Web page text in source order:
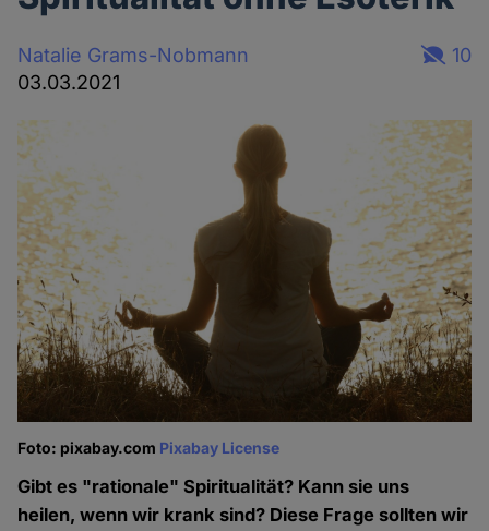
Natalie Grams-Nobmann
03.03.2021
10
Foto: pixabay.com Pixabay License
Gibt es "rationale" Spiritualität? Kann sie uns
heilen, wenn wir krank sind? Diese Frage sollten wir